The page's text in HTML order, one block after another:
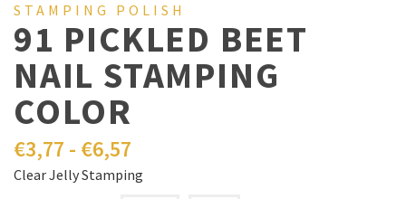
STAMPING POLISH
91 PICKLED BEET
NAIL STAMPING
COLOR
€3,77 - €6,57
Clear Jelly Stamping